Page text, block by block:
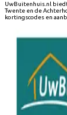
UwBuitenhuis.nl
Twente en de
kortingscodes en